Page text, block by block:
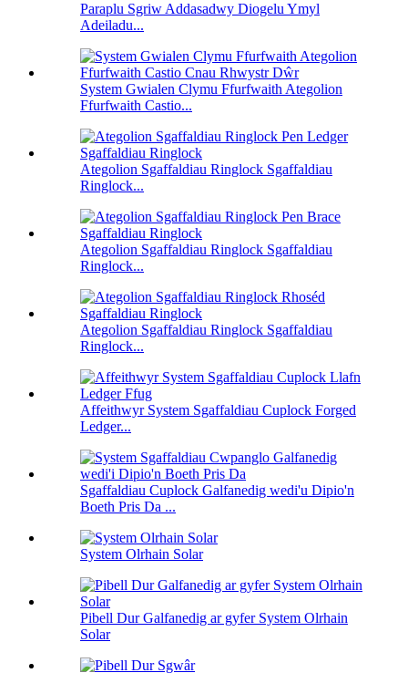
Paraplu Sgriw Addasadwy Diogelu Ymyl
Adeiladu...
System Gwialen Clymu Ffurfwaith Ategolion
Ffurfwaith Castio...
Ategolion Sgaffaldiau Ringlock Sgaffaldiau
Ringlock...
Ategolion Sgaffaldiau Ringlock Sgaffaldiau
Ringlock...
Ategolion Sgaffaldiau Ringlock Sgaffaldiau
Ringlock...
Affeithwyr System Sgaffaldiau Cuplock Forged
Ledger...
Sgaffaldiau Cuplock Galfanedig wedi'u Dipio'n
Boeth Pris Da ...
System Olrhain Solar
Pibell Dur Galfanedig ar gyfer System Olrhain
Solar